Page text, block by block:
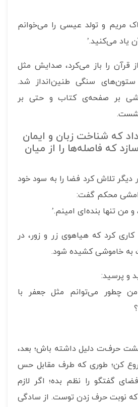
مریم و تولد عیسی را می‌خوانم
یاد می‌کنید.’
قرآن را باز می‌کرد، صدایش مثل
سنگی طنین‌انداز شد.
بر صفحه‌ی کتاب و حتی بر
که شناخت زبان و ایمان
که فاصله‌ها را از میان
دیگر تلاش کرد فضا را به سود خود
محکم گفت:
من تنها بنده‌ای امینم.’
کرد که هیاهوی زر و زور، در
به خاموشی کشیده شود.
و پرسید:
چطور می‌توانم مثل جعفر با
حرف‌‌ت دلیل داشته باش؛ بعد،
کن؛ طوری که طرف مقابل حس
گفتگو را نظم بده؛ اگر لازم
که نوبت حرف زدن توست. از سادگی